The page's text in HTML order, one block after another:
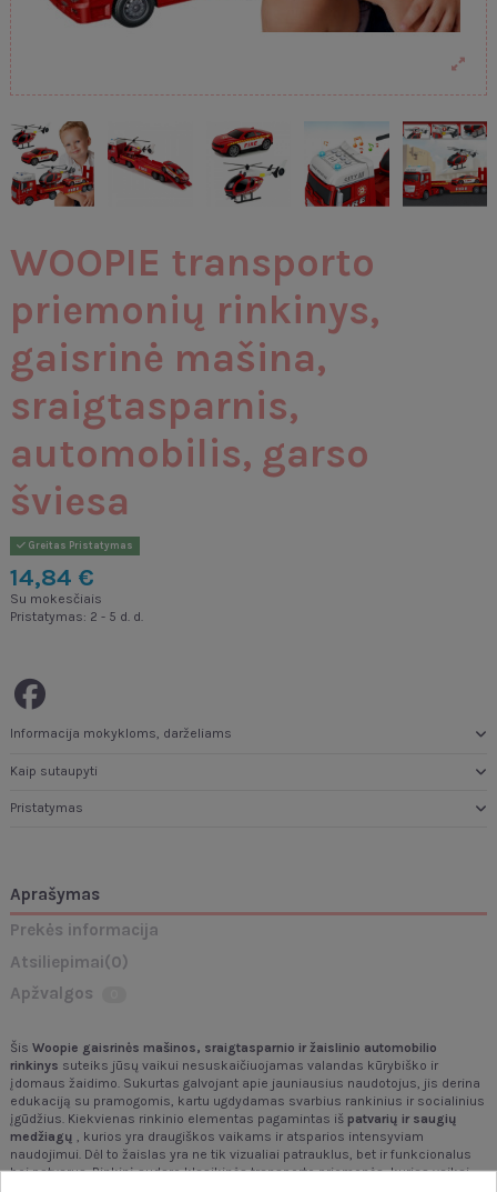
WOOPIE transporto
priemonių rinkinys,
gaisrinė mašina,
sraigtasparnis,
automobilis, garso
šviesa
Greitas Pristatymas
14,84 €
Su mokesčiais
Pristatymas: 2 - 5 d. d.
Informacija mokykloms, darželiams
Kaip sutaupyti
Pristatymas
Aprašymas
Prekės informacija
Atsiliepimai(0)
Apžvalgos
Šis Woopie gaisrinės mašinos, sraigtasparnio ir žaislinio automobilio
rinkinys suteiks jūsų vaikui nesuskaičiuojamas valandas kūrybiško ir
įdomaus žaidimo. Sukurtas galvojant apie jauniausius naudotojus, jis derina
edukaciją su pramogomis, kartu ugdydamas svarbius rankinius ir socialinius
įgūdžius. Kiekvienas rinkinio elementas pagamintas iš patvarių ir saugių
medžiagų , kurios yra draugiškos vaikams ir atsparios intensyviam
naudojimui. Dėl to žaislas yra ne tik vizualiai patrauklus, bet ir funkcionalus
bei patvarus. Rinkinį sudaro klasikinės transporto priemonės, kurias vaikai